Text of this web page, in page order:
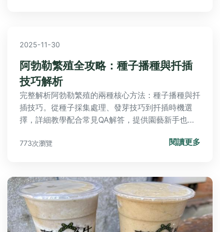
2025-11-30
阿勃勒繁殖全攻略：種子播種與扦插
技巧解析
完整解析阿勃勒繁殖的兩種核心方法：種子播種與扦
插技巧。從種子採集處理、發芽技巧到扦插時機選
擇，詳細教學配合常見QA解答，提供園藝新手也能
773次瀏覽 閱讀更多